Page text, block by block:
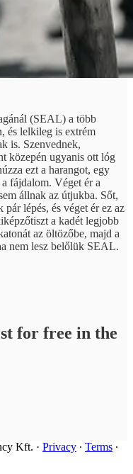
(SEAL) a több
és lelkileg is extrém
is. Szenvednek,
közepén ugyanis ott lóg
ezt a harangot, egy
fájdalom. Véget ér a
állnak az útjukba. Sőt,
lépés, és véget ér ez az
a kadét legjobb
az öltözőbe, majd a
nem lesz belőlük SEAL.
for free in the
Kft. · Privacy ∙ Terms ∙